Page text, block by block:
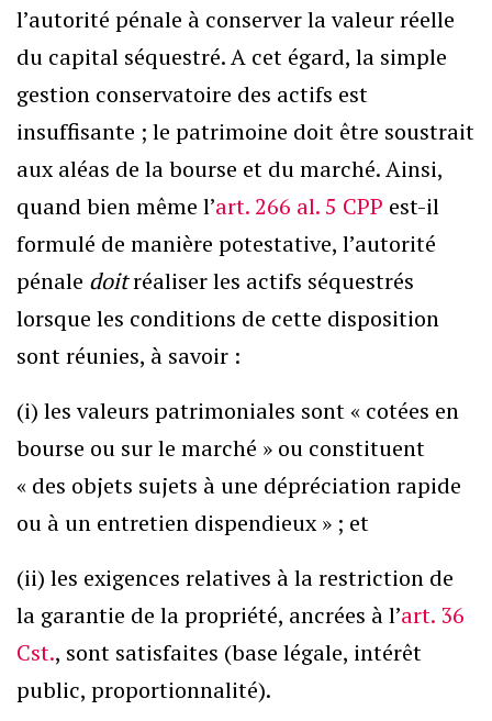
l’autorité pénale à conserver la valeur réelle
du capital séquestré. A cet égard, la simple
gestion conservatoire des actifs est
insuffisante ; le patrimoine doit être soustrait
aux aléas de la bourse et du marché. Ainsi,
quand bien même l’art. 266 al. 5 CPP est-il
formulé de manière potestative, l’autorité
pénale doitréaliser les actifs séquestrés
lorsque les conditions de cette disposition
sont réunies, à savoir :
(i) les valeurs patrimoniales sont « cotées en
bourse ou sur le marché » ou constituent
« des objets sujets à une dépréciation rapide
ou à un entretien dispendieux » ; et
(ii) les exigences relatives à la restriction de
la garantie de la propriété, ancrées à l’art. 36
Cst., sont satisfaites (base légale, intérêt
public, proportionnalité).